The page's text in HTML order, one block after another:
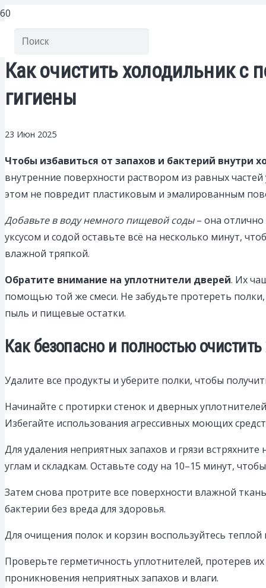
Как очистить холодильник
гигиены
23 Июн 2025
Чтобы избавиться от запахов и бактерий внутри
внутренние поверхности раствором из равных
этом не повредит пластиковым и эмалированным
Добавьте в воду немного пищевой соды– она отлично
уксусом и содой оставьте всё на несколько минут,
влажной тряпкой.
Обратите внимание на уплотнители дверей. Их
помощью той же смеси. Не забудьте протереть
пыль и пищевые остатки.
Как безопасно и полностью
Удалите все продукты и уберите полки, чтобы
Начинайте с протирки стенок и дверных
Избегайте использования агрессивных моющих
Для удаления неприятных запахов и грязи
углам и складкам. Оставьте соду на 10–15 минут,
Затем снова протрите все поверхности влажной
бактерии без вреда для здоровья.
Для очищения полок и корзин воспользуйтесь
Проверьте герметичность уплотнителей, протерев
проникновения неприятных запахов и влаги.